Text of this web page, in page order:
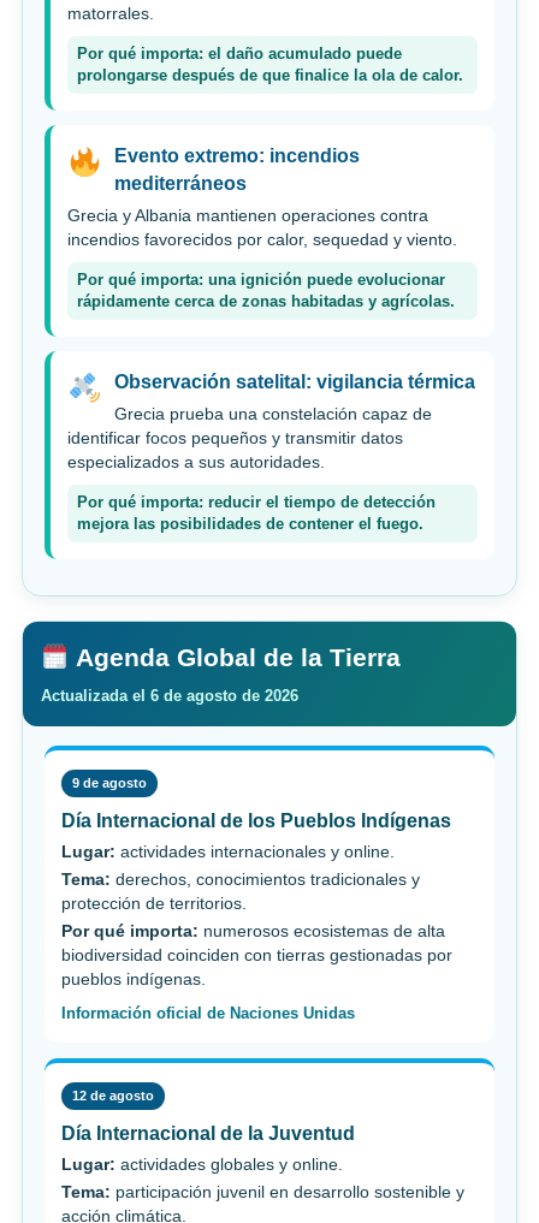
matorrales.
Por qué importa: el daño acumulado puede
prolongarse después de que finalice la ola de calor.
Evento extremo: incendios
mediterráneos
Grecia y Albania mantienen operaciones contra
incendios favorecidos por calor, sequedad y viento.
Por qué importa: una ignición puede evolucionar
rápidamente cerca de zonas habitadas y agrícolas.
Observación satelital: vigilancia térmica
Grecia prueba una constelación capaz de
identificar focos pequeños y transmitir datos
especializados a sus autoridades.
Por qué importa: reducir el tiempo de detección
mejora las posibilidades de contener el fuego.
Agenda Global de la Tierra
Actualizada el 6 de agosto de 2026
9 de agosto
Día Internacional de los Pueblos Indígenas
Lugar: actividades internacionales y online.
Tema: derechos, conocimientos tradicionales y
protección de territorios.
Por qué importa: numerosos ecosistemas de alta
biodiversidad coinciden con tierras gestionadas por
pueblos indígenas.
Información oficial de Naciones Unidas
12 de agosto
Día Internacional de la Juventud
Lugar: actividades globales y online.
Tema: participación juvenil en desarrollo sostenible y
acción climática.